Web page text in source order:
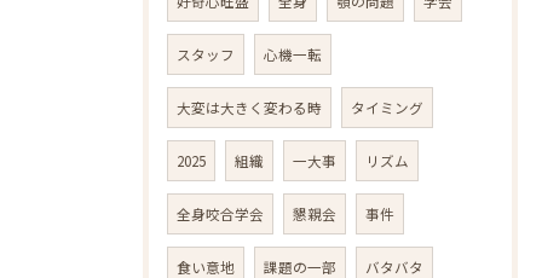
スタッフ 心機一転
大変は大きく変わる時 タイミング
2025 組織 一大事 リズム
全身咬合学会 懇親会 事件
食い意地 課題の一部 バタバタ